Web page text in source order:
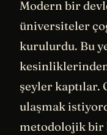
Modern bir
üniversiteler
kurulurdu. Bu
şeyler kaptılar.
ulaşmak
metodolojik bir